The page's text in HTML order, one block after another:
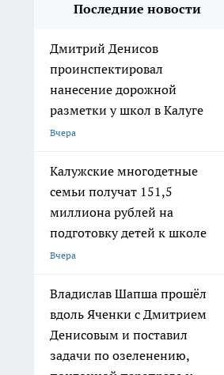
Последние новости
Дмитрий Денисов
проинспектировал
нанесение дорожной
разметки у школ в Калуге
Вчера
Калужские многодетные
семьи получат 151,5
миллиона рублей на
подготовку детей к школе
Вчера
Владислав Шапша прошёл
вдоль Яченки с Дмитрием
Денисовым и поставил
задачи по озеленению,